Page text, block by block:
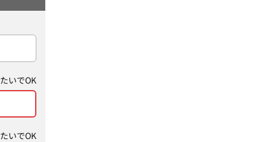
いでOK
いでOK